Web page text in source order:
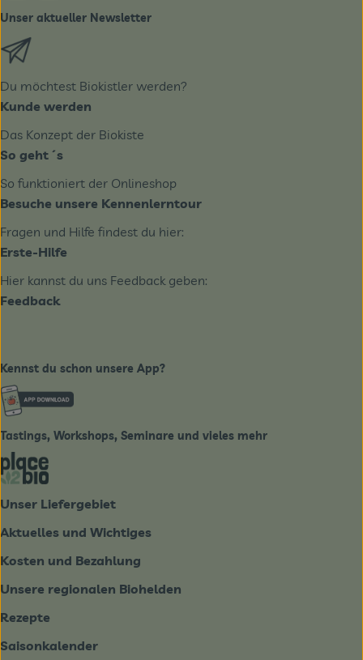
Unser aktueller Newsletter
Du möchtest Biokistler werden?
Kunde werden
Das Konzept der Biokiste
So geht´s
So funktioniert der Onlineshop
Besuche unsere Kennenlerntour
Fragen und Hilfe findest du hier:
Erste-Hilfe
Hier kannst du uns Feedback geben:
Feedback
Kennst du schon unsere App?
Externer Link zu https://www.biobote-
Tastings, Workshops, Seminare und vieles mehr
Externer Link zu https://place2bio.de/
Unser Liefergebiet
Aktuelles und Wichtiges
Kosten und Bezahlung
Unsere regionalen Biohelden
Rezepte
Saisonkalender